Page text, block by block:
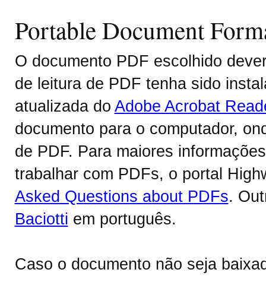
Portable Document
O documento PDF escolhido
de leitura de PDF tenha sido
atualizada do Adobe Acrobat
documento para o computador,
de PDF. Para maiores
trabalhar com PDFs, o portal
Asked Questions about PDFs.
Baciotti em português.
Caso o documento não seja